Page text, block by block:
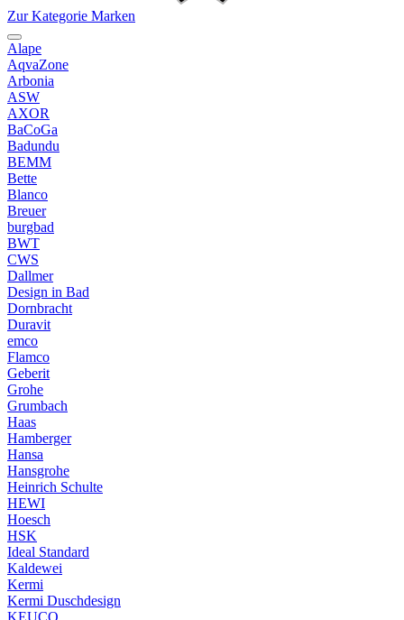
Zur Kategorie Marken
Alape
AqvaZone
Arbonia
ASW
AXOR
BaCoGa
Badundu
BEMM
Bette
Blanco
Breuer
burgbad
BWT
CWS
Dallmer
Design in Bad
Dornbracht
Duravit
emco
Flamco
Geberit
Grohe
Grumbach
Haas
Hamberger
Hansa
Hansgrohe
Heinrich Schulte
HEWI
Hoesch
HSK
Ideal Standard
Kaldewei
Kermi
Kermi Duschdesign
KEUCO